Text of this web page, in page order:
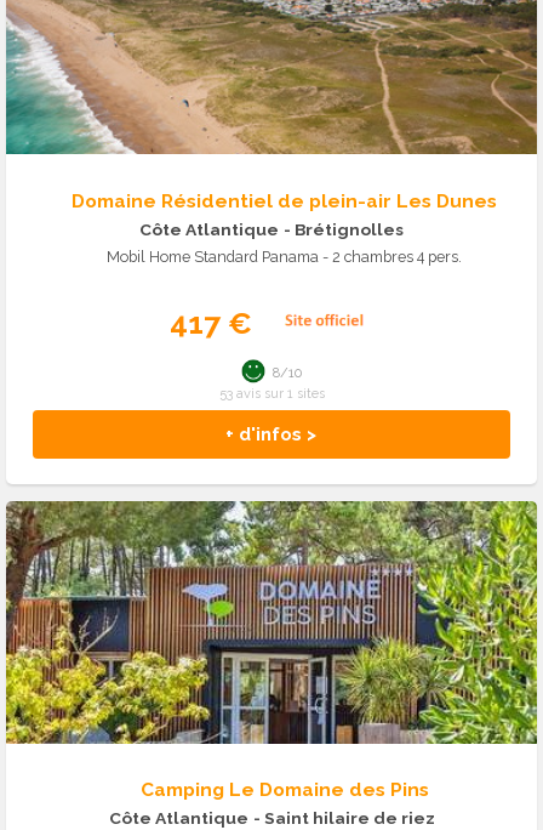
Domaine Résidentiel de plein-air Les Dunes
Côte Atlantique - Brétignolles
Mobil Home Standard Panama - 2 chambres 4 pers.
417 €
+ d'infos >
8/10
53 avis sur 1 sites
Camping Le Domaine des Pins
Côte Atlantique - Saint hilaire de riez